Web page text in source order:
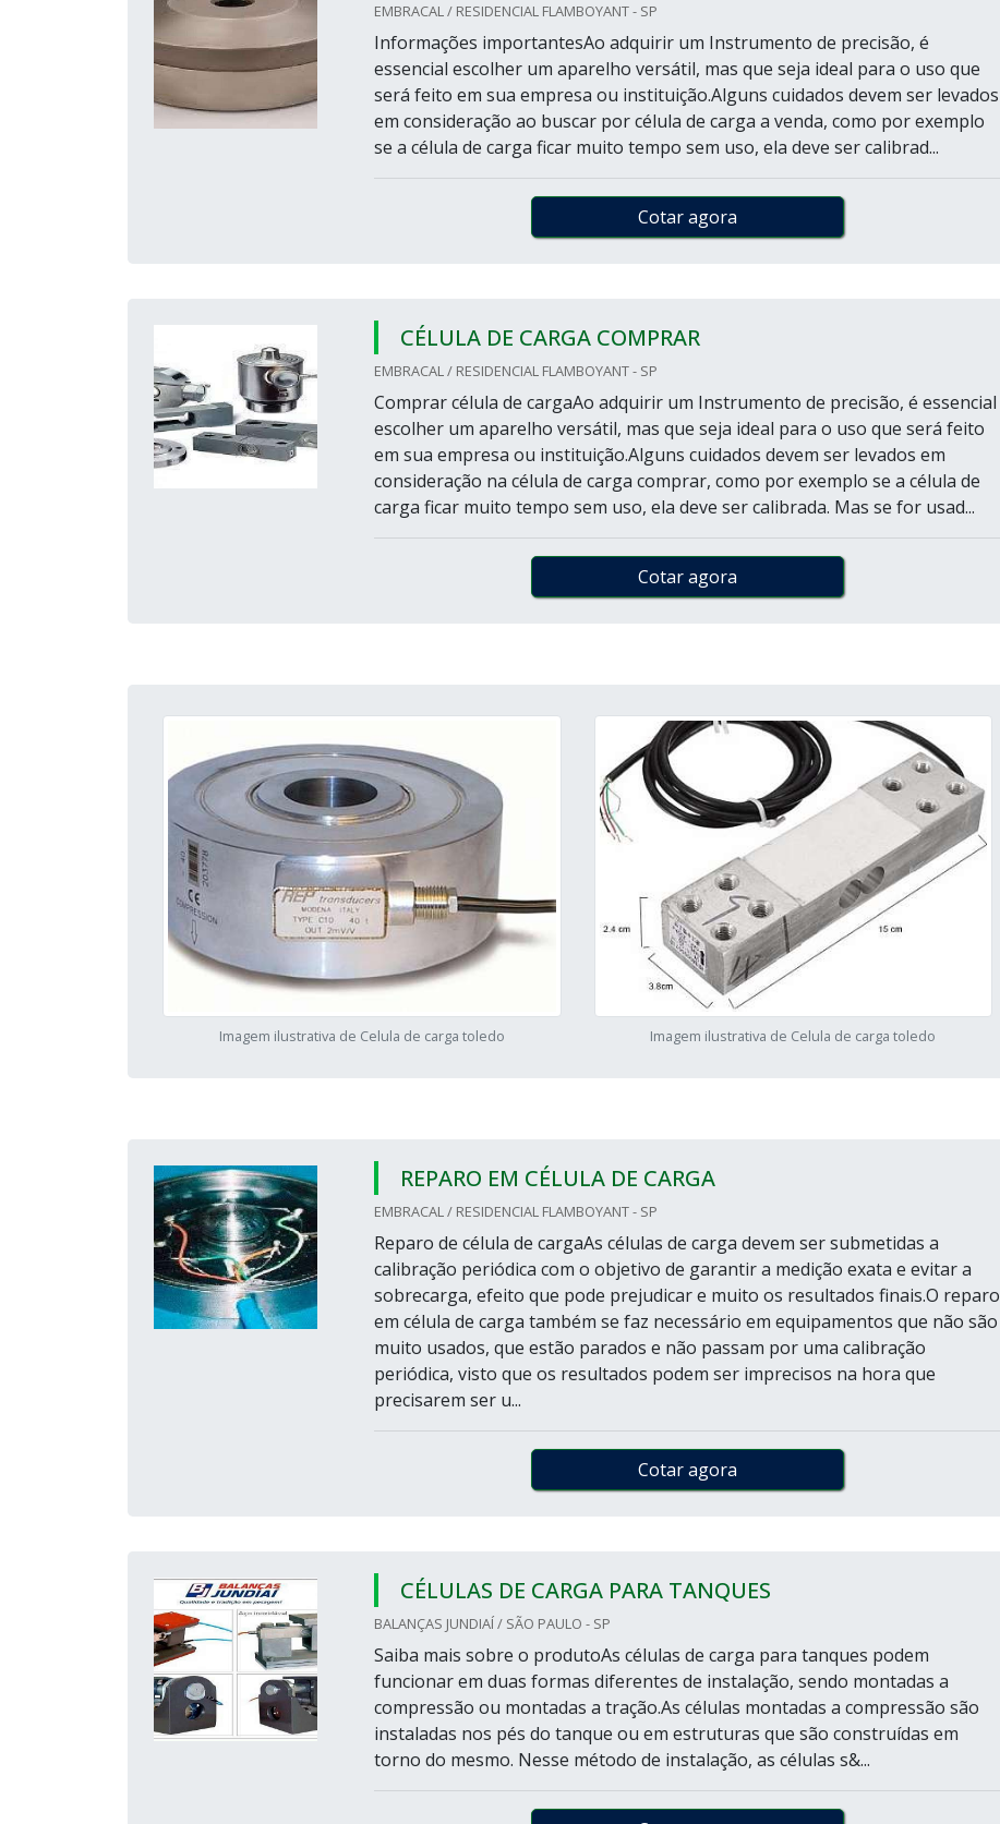
EMBRACAL / RESIDENCIAL FLAMBOYANT - SP
Informações importantesAo adquirir um Instrumento de precisão, é
essencial escolher um aparelho versátil, mas que seja ideal para o uso que
será feito em sua empresa ou instituição.Alguns cuidados devem ser levados
em consideração ao buscar por célula de carga a venda, como por exemplo
se a célula de carga ficar muito tempo sem uso, ela deve ser calibrad...
Cotar agora
CÉLULA DE CARGA COMPRAR
EMBRACAL / RESIDENCIAL FLAMBOYANT - SP
Comprar célula de cargaAo adquirir um Instrumento de precisão, é essencial
escolher um aparelho versátil, mas que seja ideal para o uso que será feito
em sua empresa ou instituição.Alguns cuidados devem ser levados em
consideração na célula de carga comprar, como por exemplo se a célula de
carga ficar muito tempo sem uso, ela deve ser calibrada. Mas se for usad...
Cotar agora
Imagem ilustrativa de Celula de carga toledo Imagem ilustrativa de Celula de carga toledo
REPARO EM CÉLULA DE CARGA
EMBRACAL / RESIDENCIAL FLAMBOYANT - SP
Reparo de célula de cargaAs células de carga devem ser submetidas a
calibração periódica com o objetivo de garantir a medição exata e evitar a
sobrecarga, efeito que pode prejudicar e muito os resultados finais.O reparo
em célula de carga também se faz necessário em equipamentos que não são
muito usados, que estão parados e não passam por uma calibração
periódica, visto que os resultados podem ser imprecisos na hora que
precisarem ser u...
Cotar agora
CÉLULAS DE CARGA PARA TANQUES
BALANÇAS JUNDIAÍ / SÃO PAULO - SP
Saiba mais sobre o produtoAs células de carga para tanques podem
funcionar em duas formas diferentes de instalação, sendo montadas a
compressão ou montadas a tração.As células montadas a compressão são
instaladas nos pés do tanque ou em estruturas que são construídas em
torno do mesmo. Nesse método de instalação, as células s&...